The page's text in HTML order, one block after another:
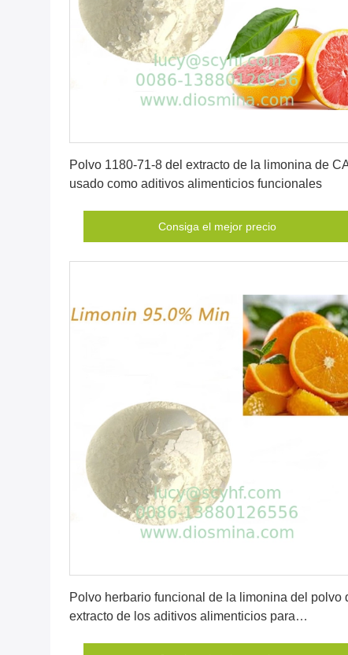
Polvo 1180-71-8 del extracto de la limonina de
usado como aditivos alimenticios funcionales
Consiga el mejor precio
Polvo herbario funcional de la limonina del polvo
extracto de los aditivos alimenticios para